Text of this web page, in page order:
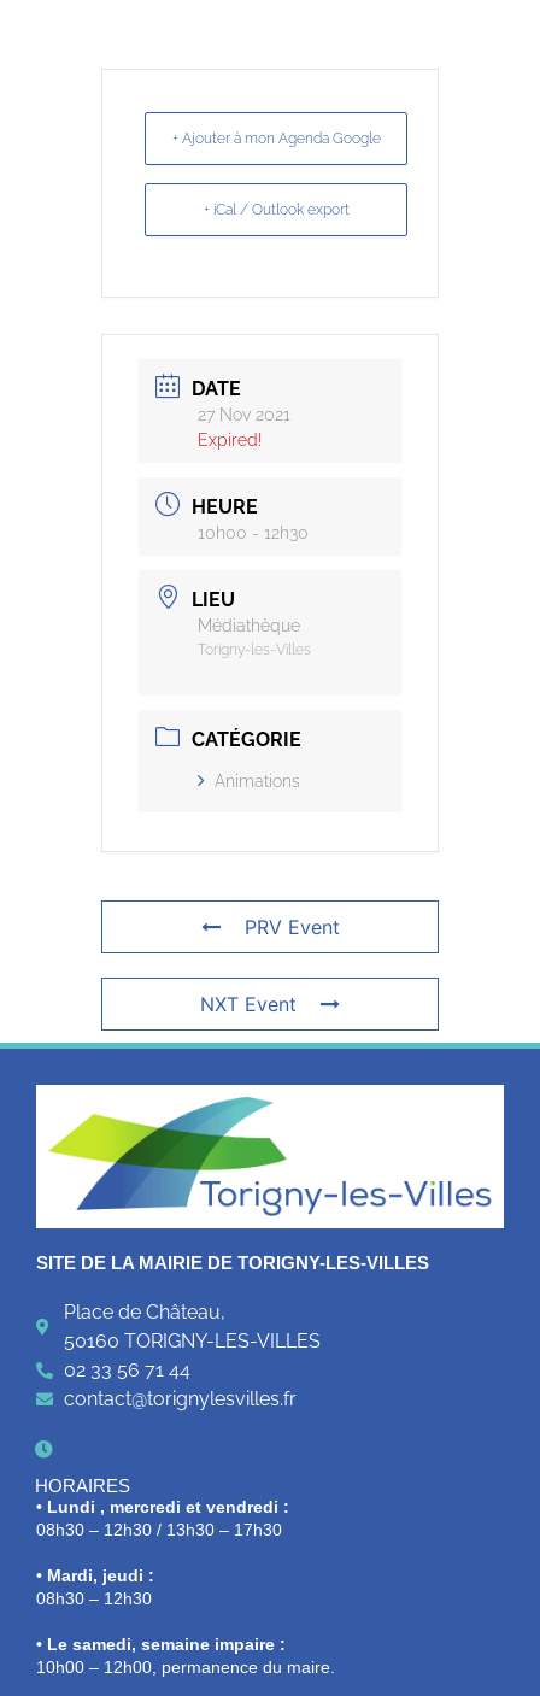
+ Ajouter à mon Agenda Google
+ iCal / Outlook export
DATE
27 Nov 2021
Expired!
HEURE
10h00 - 12h30
LIEU
Médiathèque
Torigny-les-Villes
CATÉGORIE
Animations
PRV Event
NXT Event
SITE DE LA MAIRIE DE TORIGNY-LES-VILLES
Place de Château,
50160 TORIGNY-LES-VILLES
02 33 56 71 44
contact@torignylesvilles.fr
HORAIRES
• Lundi , mercredi et vendredi :
08h30 – 12h30 / 13h30 – 17h30
• Mardi, jeudi :
08h30 – 12h30
• Le samedi, semaine impaire :
10h00 – 12h00, permanence du maire.